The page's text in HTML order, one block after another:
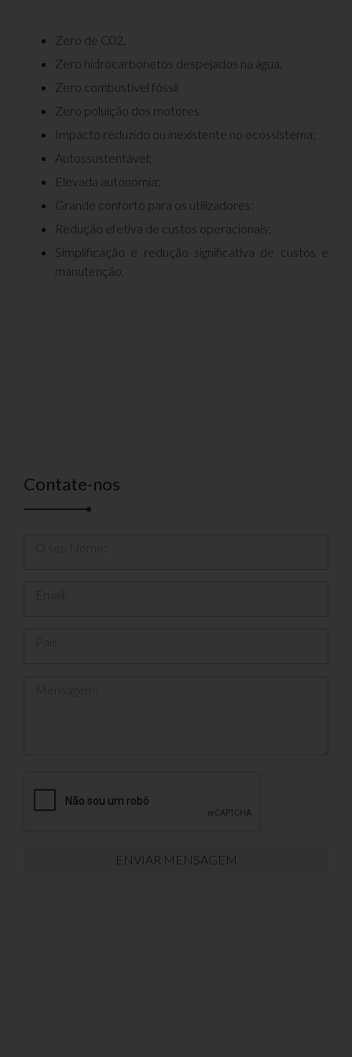
Zero de C02,
Zero hidrocarbonetos despejados na água,
Zero combustível fóssil
Zero poluição dos motores
Impacto reduzido ou inexistente no ecossistema;
Autossustentável;
Elevada autonomia;
Grande conforto para os utilizadores;
Redução efetiva de custos operacionais;
Simplificação e redução significativa de custos e
manutenção.
Contate-nos
Mensagem:
ENVIAR MENSAGEM